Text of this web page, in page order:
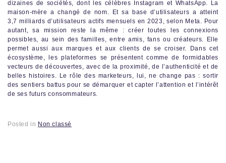
dizaines de sociétés, dont les célèbres Instagram et WhatsApp. La
maison-mère a changé de nom. Et sa base d’utilisateurs a atteint
3,7 milliards d’utilisateurs actifs mensuels en 2023, selon Meta. Pour
autant, sa mission reste la même : créer toutes les connexions
possibles, au sein des familles, entre amis, fans ou créateurs. Elle
permet aussi aux marques et aux clients de se croiser. Dans cet
écosystème, les plateformes se présentent comme de formidables
vecteurs de découvertes, avec de la proximité, de l’authenticité et de
belles histoires. Le rôle des marketeurs, lui, ne change pas : sortir
des sentiers battus pour se démarquer et capter l’attention et l’intérêt
de ses futurs consommateurs.
Posted in Non classé